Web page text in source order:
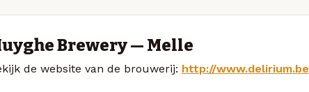
Brewery — Melle
de website van de brouwerij: http://www.delirium.be